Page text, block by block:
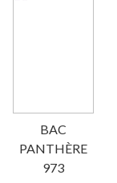
BAC
PANTHÈRE
973